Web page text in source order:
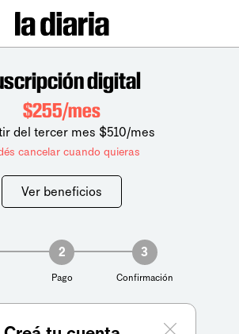
digital
$255/mes
del tercer mes $510/mes
cancelar cuando quieras
Ver beneficios
2
Pago
3
Confirmación